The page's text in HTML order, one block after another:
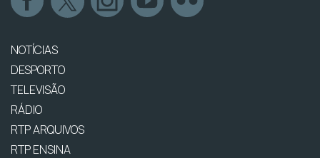
NOTÍCIAS
DESPORTO
TELEVISÃO
RÁDIO
RTP ARQUIVOS
RTP ENSINA